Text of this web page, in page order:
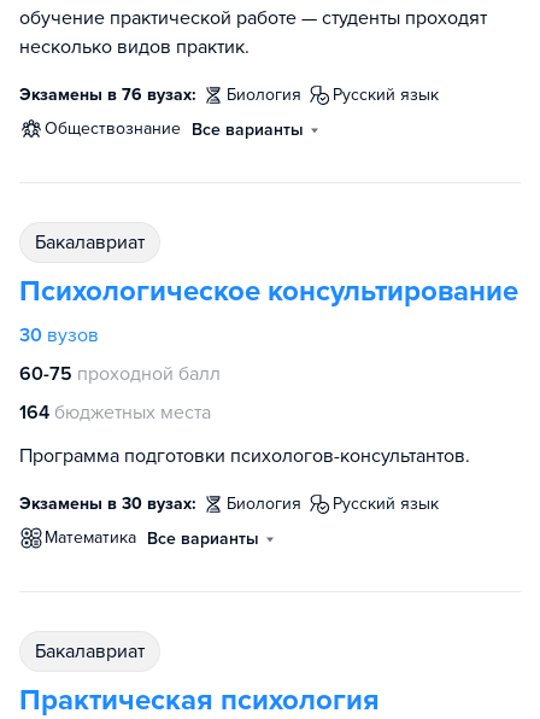
обучение практической работе — студенты проходят
несколько видов практик.
Экзамены в 76 вузах: биология
русский язык
обществознание Все варианты
бакалавриат
Психологическое консультирование
30 вузов
60-75 проходной балл
164 бюджетных места
Программа подготовки психологов-консультантов.
Экзамены в 30 вузах: биология
русский язык
математика Все варианты
бакалавриат
Практическая психология